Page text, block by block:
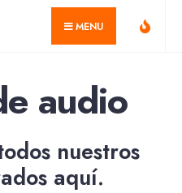
MENU
audio
nuestros
aquí.